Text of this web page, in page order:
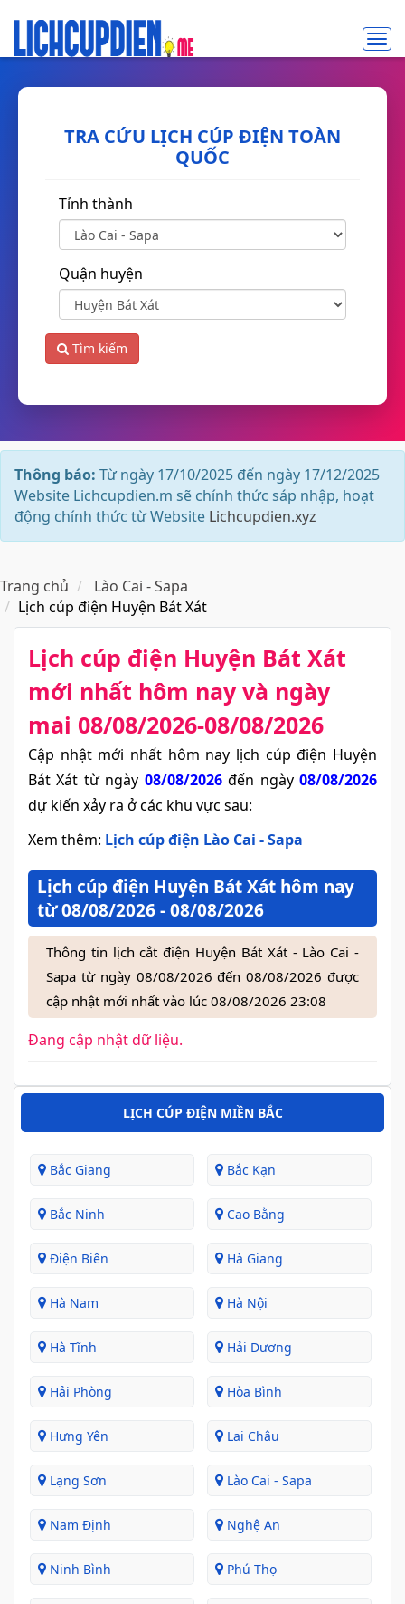
TRA CỨU LỊCH CÚP ĐIỆN TOÀN
QUỐC
Tỉnh thành
Quận huyện
Tìm kiếm
Thông báo: Từ ngày 17/10/2025 đến ngày 17/12/2025
Website Lichcupdien.m sẽ chính thức sáp nhập, hoạt
động chính thức từ Website Lichcupdien.xyz
Trang chủ
Lào Cai - Sapa
Lịch cúp điện Huyện Bát Xát
Lịch cúp điện Huyện Bát Xát​
mới nhất hôm nay và ngày
mai 08/08/2026-08/08/2026
Cập nhật mới nhất hôm nay lịch cúp điện Huyện
Bát Xát từ ngày 08/08/2026đến ngày08/08/2026
dự kiến xảy ra ở các khu vực sau:
Xem thêm: Lịch cúp điện Lào Cai - Sapa
Lịch cúp điện Huyện Bát Xát hôm nay
từ 08/08/2026 - 08/08/2026
Thông tin lịch cắt điện Huyện Bát Xát - Lào Cai -
Sapa từ ngày 08/08/2026 đến 08/08/2026 được
cập nhật mới nhất vào lúc 08/08/2026 23:08
Đang cập nhật dữ liệu.
LỊCH CÚP ĐIỆN MIỀN BẮC
Bắc Giang Bắc Kạn
Bắc Ninh Cao Bằng
Điện Biên Hà Giang
Hà Nam Hà Nội
Hà Tĩnh Hải Dương
Hải Phòng Hòa Bình
Hưng Yên Lai Châu
Lạng Sơn Lào Cai - Sapa
Nam Định Nghệ An
Ninh Bình Phú Thọ